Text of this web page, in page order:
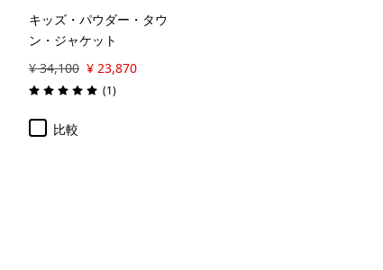
キッズ・パウダー・タウ
ン・ジャケット
¥ 34,100 ¥ 23,870
評価: 5.0 / 5 (1レビュー
)
比較